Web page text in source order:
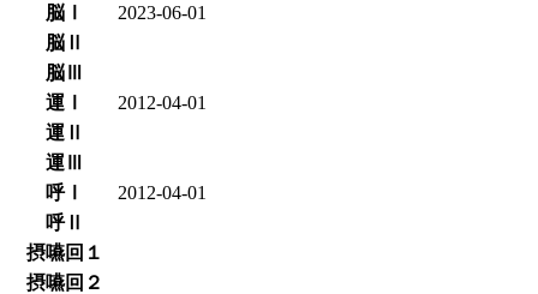
脳Ⅰ
2023-06-01
脳Ⅱ
脳Ⅲ
運Ⅰ
2012-04-01
運Ⅱ
運Ⅲ
呼Ⅰ
2012-04-01
呼Ⅱ
摂嚥回１
摂嚥回２